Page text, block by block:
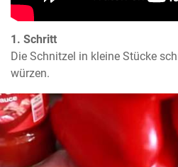
1. Schritt
Die Schnitzel in kleine Stücke
würzen.